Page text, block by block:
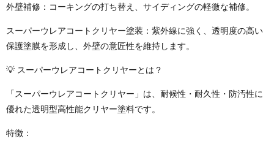
外壁補修：コーキングの打ち替え、サイディングの軽微な補修。
スーパーウレアコートクリヤー塗装：紫外線に強く、透明度の高い
保護塗膜を形成し、外壁の意匠性を維持します。
💡 スーパーウレアコートクリヤーとは？
「スーパーウレアコートクリヤー」は、耐候性・耐久性・防汚性に
優れた透明型高性能クリヤー塗料です。
特徴：